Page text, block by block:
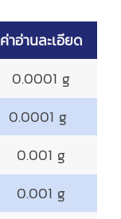
ค่าอ่านละเอียด
0.0001 g
0.0001 g
0.001 g
0.001 g